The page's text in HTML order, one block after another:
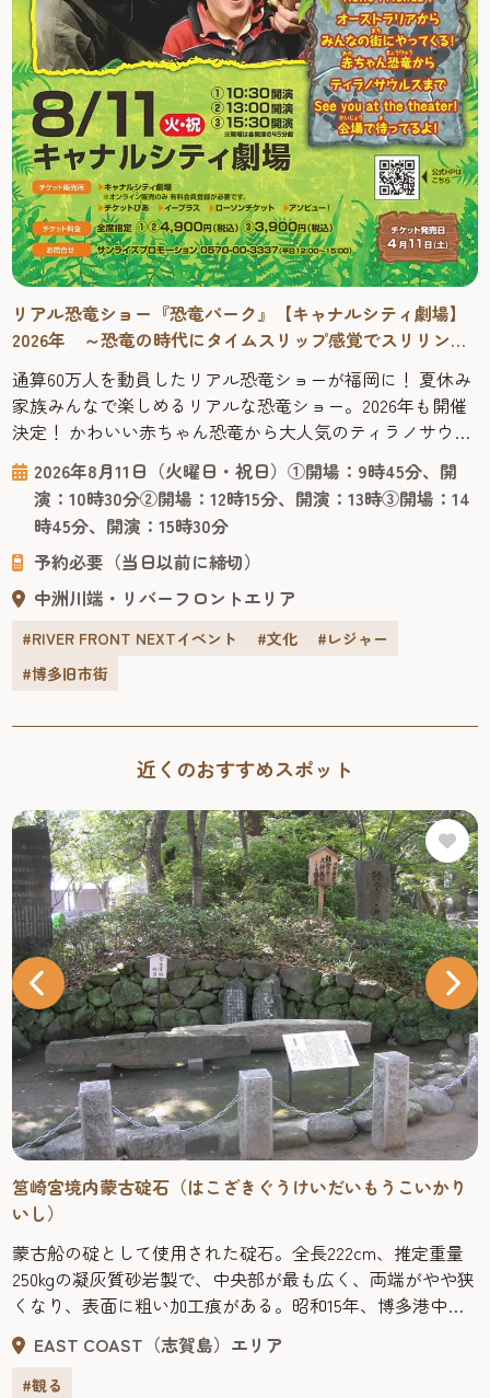
リアル恐竜ショー『恐竜パーク』【キャナルシティ劇場】
2026年 ～恐竜の時代にタイムスリップ感覚でスリリング
に学べる！
通算60万人を動員したリアル恐竜ショーが福岡に！ 夏休み
家族みんなで楽しめるリアルな恐竜ショー。2026年も開催
決定！ かわいい赤ちゃん恐竜から大人気のティラノサウル
スまで登場する、オーストラリアからやってきたリアル恐
竜ショー「恐竜パーク」は、恐竜が生きていた時代にタイ
ムスリップした感覚で楽しくスリリングに学べる、ファミ
リー向けのパフォーマンスショー。 客席で観るだけでな
く、ラッキーなお客様...
2026年8月11日（火曜日・祝日）①開場：9時45分、開
演：10時30分②開場：12時15分、開演：13時③開場：14
時45分、開演：15時30分
予約必要（当日以前に締切）
中洲川端・リバーフロントエリア
#RIVER FRONT NEXTイベント #文化
#レジャー
#博多旧市街
近くのおすすめスポット
筥崎宮境内蒙古碇石（はこざきぐうけいだいもうこいかり
いし）
蒙古船の碇として使用された碇石。全長222cm、推定重量
250kgの凝灰質砂岩製で、中央部が最も広く、両端がやや狭
くなり、表面に粗い加工痕がある。昭和15年、博多港中央
埠頭北東100ｍの水深5.5ｍで発見され、これを含め9点が
「蒙古碇石」として県指定文化財（考古資料）に指定され
ている。
EAST COAST（志賀島）エリア
#観る